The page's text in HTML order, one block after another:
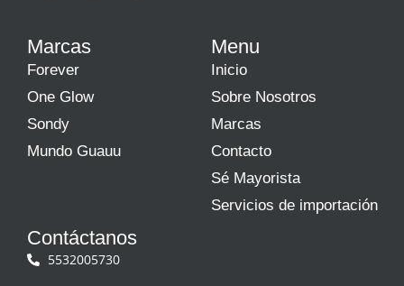
Marcas
Forever
One Glow
Sondy
Mundo Guauu
Menu
Inicio
Sobre Nosotros
Marcas
Contacto
Sé Mayorista
Servicios de importación
Contáctanos
5532005730